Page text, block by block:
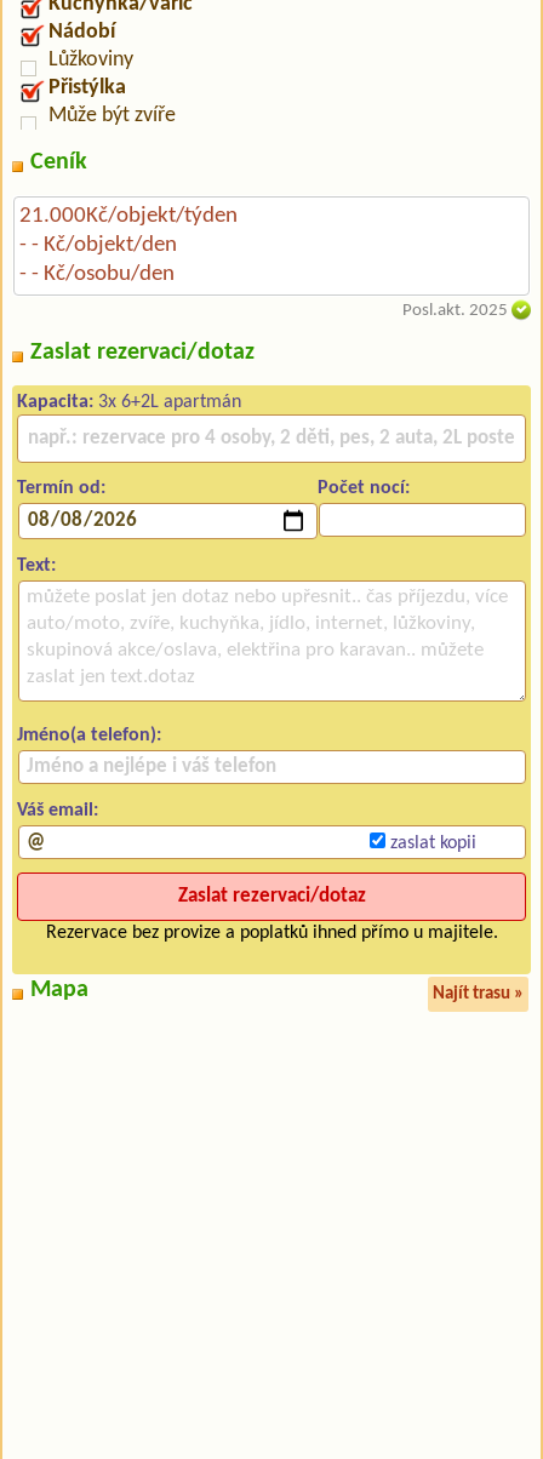
Nádobí
Lůžkoviny
Přistýlka
Může být zvíře
Ceník
21.000Kč/objekt/týden
- - Kč/objekt/den
- - Kč/osobu/den
Posl.akt. 2025
Zaslat rezervaci/dotaz
Kapacita: 3x 6+2L apartmán
Termín od: Počet nocí:
Text:
Jméno(a telefon):
Váš email:
zaslat kopii
Rezervace bez provize a poplatků ihned přímo u majitele.
Mapa Najít trasu »